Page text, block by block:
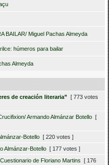
BAILAR/ Miguel Pachas Almeyda
húmeros para bailar
Almeyda
de creación literaria”
[ 773 votes
Armando Almánzar Botello [
Botello [ 220 votes ]
Almánzar-Botello [ 177 votes ]
de Floriano Martins
[ 176